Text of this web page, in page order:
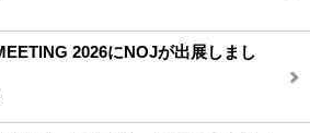
2026にNOJが出展しまし